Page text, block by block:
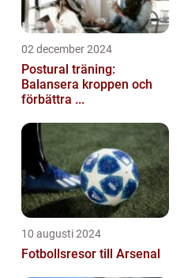
02 december 2024
Postural träning:
Balansera kroppen och
förbättra ...
10 augusti 2024
Fotbollsresor till Arsenal